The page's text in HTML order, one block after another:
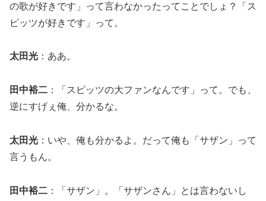
の歌が好きです」って言わなかったってことでしょ？「ス
ピッツが好きです」って。
太田光 ：ああ。
田中裕二 ：「スピッツの大ファンなんです」って。でも、
逆にすげぇ俺、分かるな。
太田光 ：いや、俺も分かるよ。だって俺も「サザン」って
言うもん。
田中裕二 ：「サザン」。「サザンさん」とは言わないし